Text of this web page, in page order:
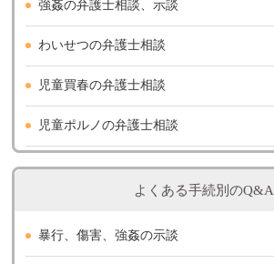
強姦の弁護士相談、示談
わいせつの弁護士相談
児童買春の弁護士相談
児童ポルノの弁護士相談
よくある手続別のQ&A
暴行、傷害、強姦の示談